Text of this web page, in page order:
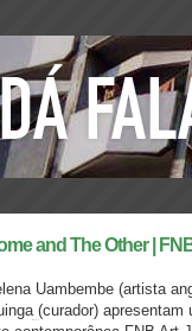
and The Other |
Uambembe (artista
(curador) apresentam